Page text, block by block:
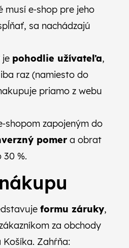
e‑shop pre jeho
sa nachádzajú
je pohodlie užívateľa,
raz (namiesto do
priamo z webu
zapojeným do
pomer a obrat
%.
formu záruky,
za obchody
Zahŕňa: